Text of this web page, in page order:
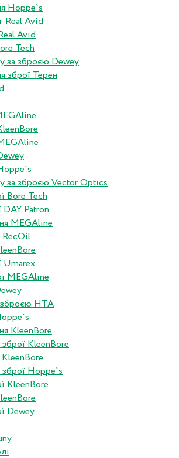
Hoppe`s
Real Avid
Avid
Tech
за зброєю Dewey
зброї Терен
за зброєю Vector Optics
Bore Tech
Patron
MEGAline
RecOil
Umarex
MEGAline
зброєю HTA
KleenBore
KleenBore
Hoppe`s
KleenBore
Dewey